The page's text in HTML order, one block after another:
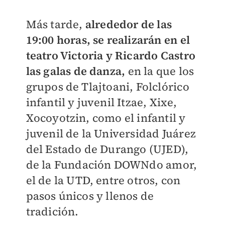
Más tarde, alrededor de las
19:00 horas, se realizarán en el
teatro Victoria y Ricardo Castro
las galas de danza, en la que los
grupos de Tlajtoani, Folclórico
infantil y juvenil Itzae, Xixe,
Xocoyotzin, como el infantil y
juvenil de la Universidad Juárez
del Estado de Durango (UJED),
de la Fundación DOWNdo amor,
el de la UTD, entre otros, con
pasos únicos y llenos de
tradición.